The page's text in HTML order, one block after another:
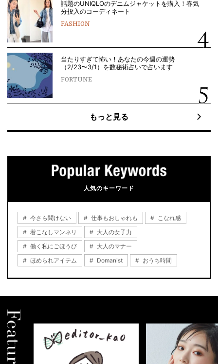
話題のUNIQLOのデニムジャケットを購入！春気
分投入のコーディネート
FASHION
当たりすぎて怖い！あなたの今週の運勢
（2/23〜3/1）を数秘術占いで占います
FORTUNE
もっと見る
人気のキーワード
今さら聞けない 仕事もおしゃれも
こなれ感
着こなしマンネリ
大人の女子力
働く私にごほうび
大人のマナー
ほめられアイテム
Domanist おうち時間